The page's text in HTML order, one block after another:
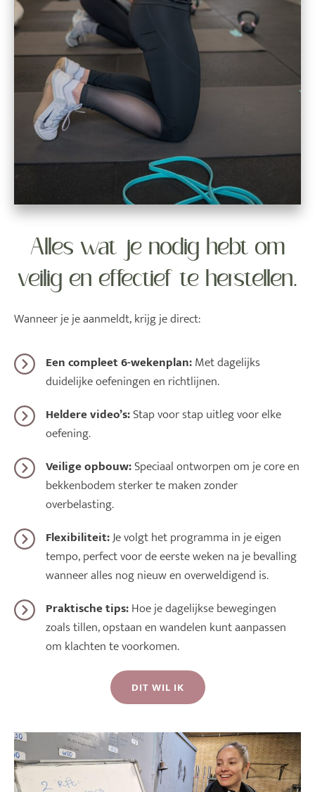
Alles wat je nodig hebt om
veilig en effectief te herstellen.
Wanneer je je aanmeldt, krijg je direct:
Een compleet 6-wekenplan:Met dagelijks
duidelijke oefeningen en richtlijnen.
Heldere video’s:Stap voor stap uitleg voor elke
oefening.
Veilige opbouw:Speciaal ontworpen om je core en
bekkenbodem sterker te maken zonder
overbelasting.
Flexibiliteit:Je volgt het programma in je eigen
tempo, perfect voor de eerste weken na je bevalling
wanneer alles nog nieuw en overweldigend is.
Praktische tips:Hoe je dagelijkse bewegingen
zoals tillen, opstaan en wandelen kunt aanpassen
om klachten te voorkomen.
DIT WIL IK